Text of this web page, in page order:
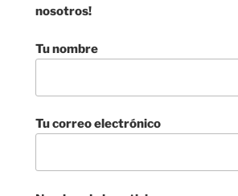
nosotros!
Tu nombre
Tu correo electrónico